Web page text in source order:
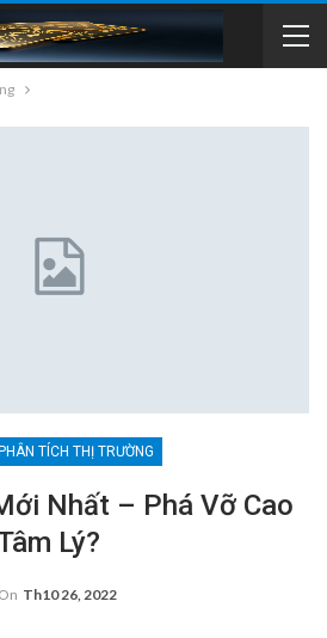
TÍCH THỊ TRƯỜNG
Nhất – Phá Vỡ Cao
Lý?
On Th10 26, 2022